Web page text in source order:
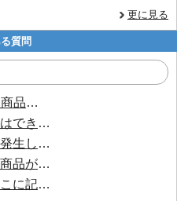
更に見る
質問
淘宝やアリババのURLから商品を探すことはできますか？
事前に国際送料を知ることはできますか？
在庫売切などで入金超過が発生した場合はいつ返金されますか？
注文送信後、他にも欲しい商品が見つかった場合、追加注文できますか？
銀行振り込みの振込先はどこに記載されていますか？